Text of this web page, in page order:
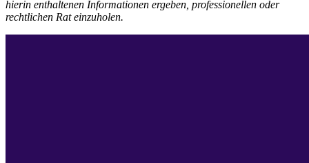
hierin enthaltenen Informationen ergeben, professionellen oder
rechtlichen Rat einzuholen.